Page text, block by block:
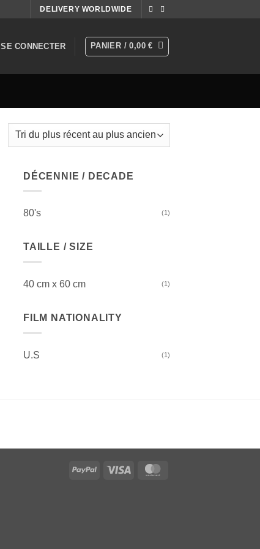
DELIVERY WORLDWIDE
SE CONNECTER PANIER /0,00€
DÉCENNIE / DECADE
80's (1)
TAILLE / SIZE
40 cm x 60 cm (1)
FILM NATIONALITY
U.S (1)
PayPal Visa